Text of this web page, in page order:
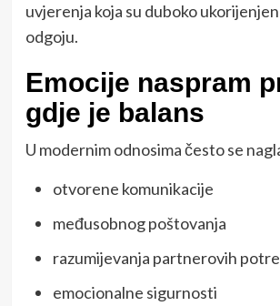
uvjerenja koja su duboko
odgoju.
Emocije naspram
gdje je balans
U modernim odnosima često se
otvorene komunikacije
međusobnog poštovanja
razumijevanja partnerovih
emocionalne sigurnosti